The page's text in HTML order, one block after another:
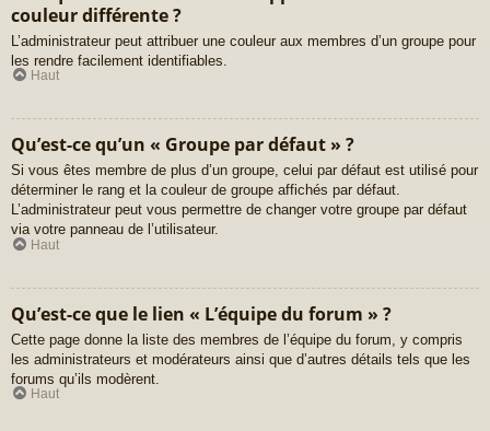
couleur différente ?
L’administrateur peut attribuer une couleur aux membres d’un groupe pour
les rendre facilement identifiables.
Haut
Qu’est-ce qu’un « Groupe par défaut » ?
Si vous êtes membre de plus d’un groupe, celui par défaut est utilisé pour
déterminer le rang et la couleur de groupe affichés par défaut.
L’administrateur peut vous permettre de changer votre groupe par défaut
via votre panneau de l’utilisateur.
Haut
Qu’est-ce que le lien « L’équipe du forum » ?
Cette page donne la liste des membres de l’équipe du forum, y compris
les administrateurs et modérateurs ainsi que d’autres détails tels que les
forums qu’ils modèrent.
Haut